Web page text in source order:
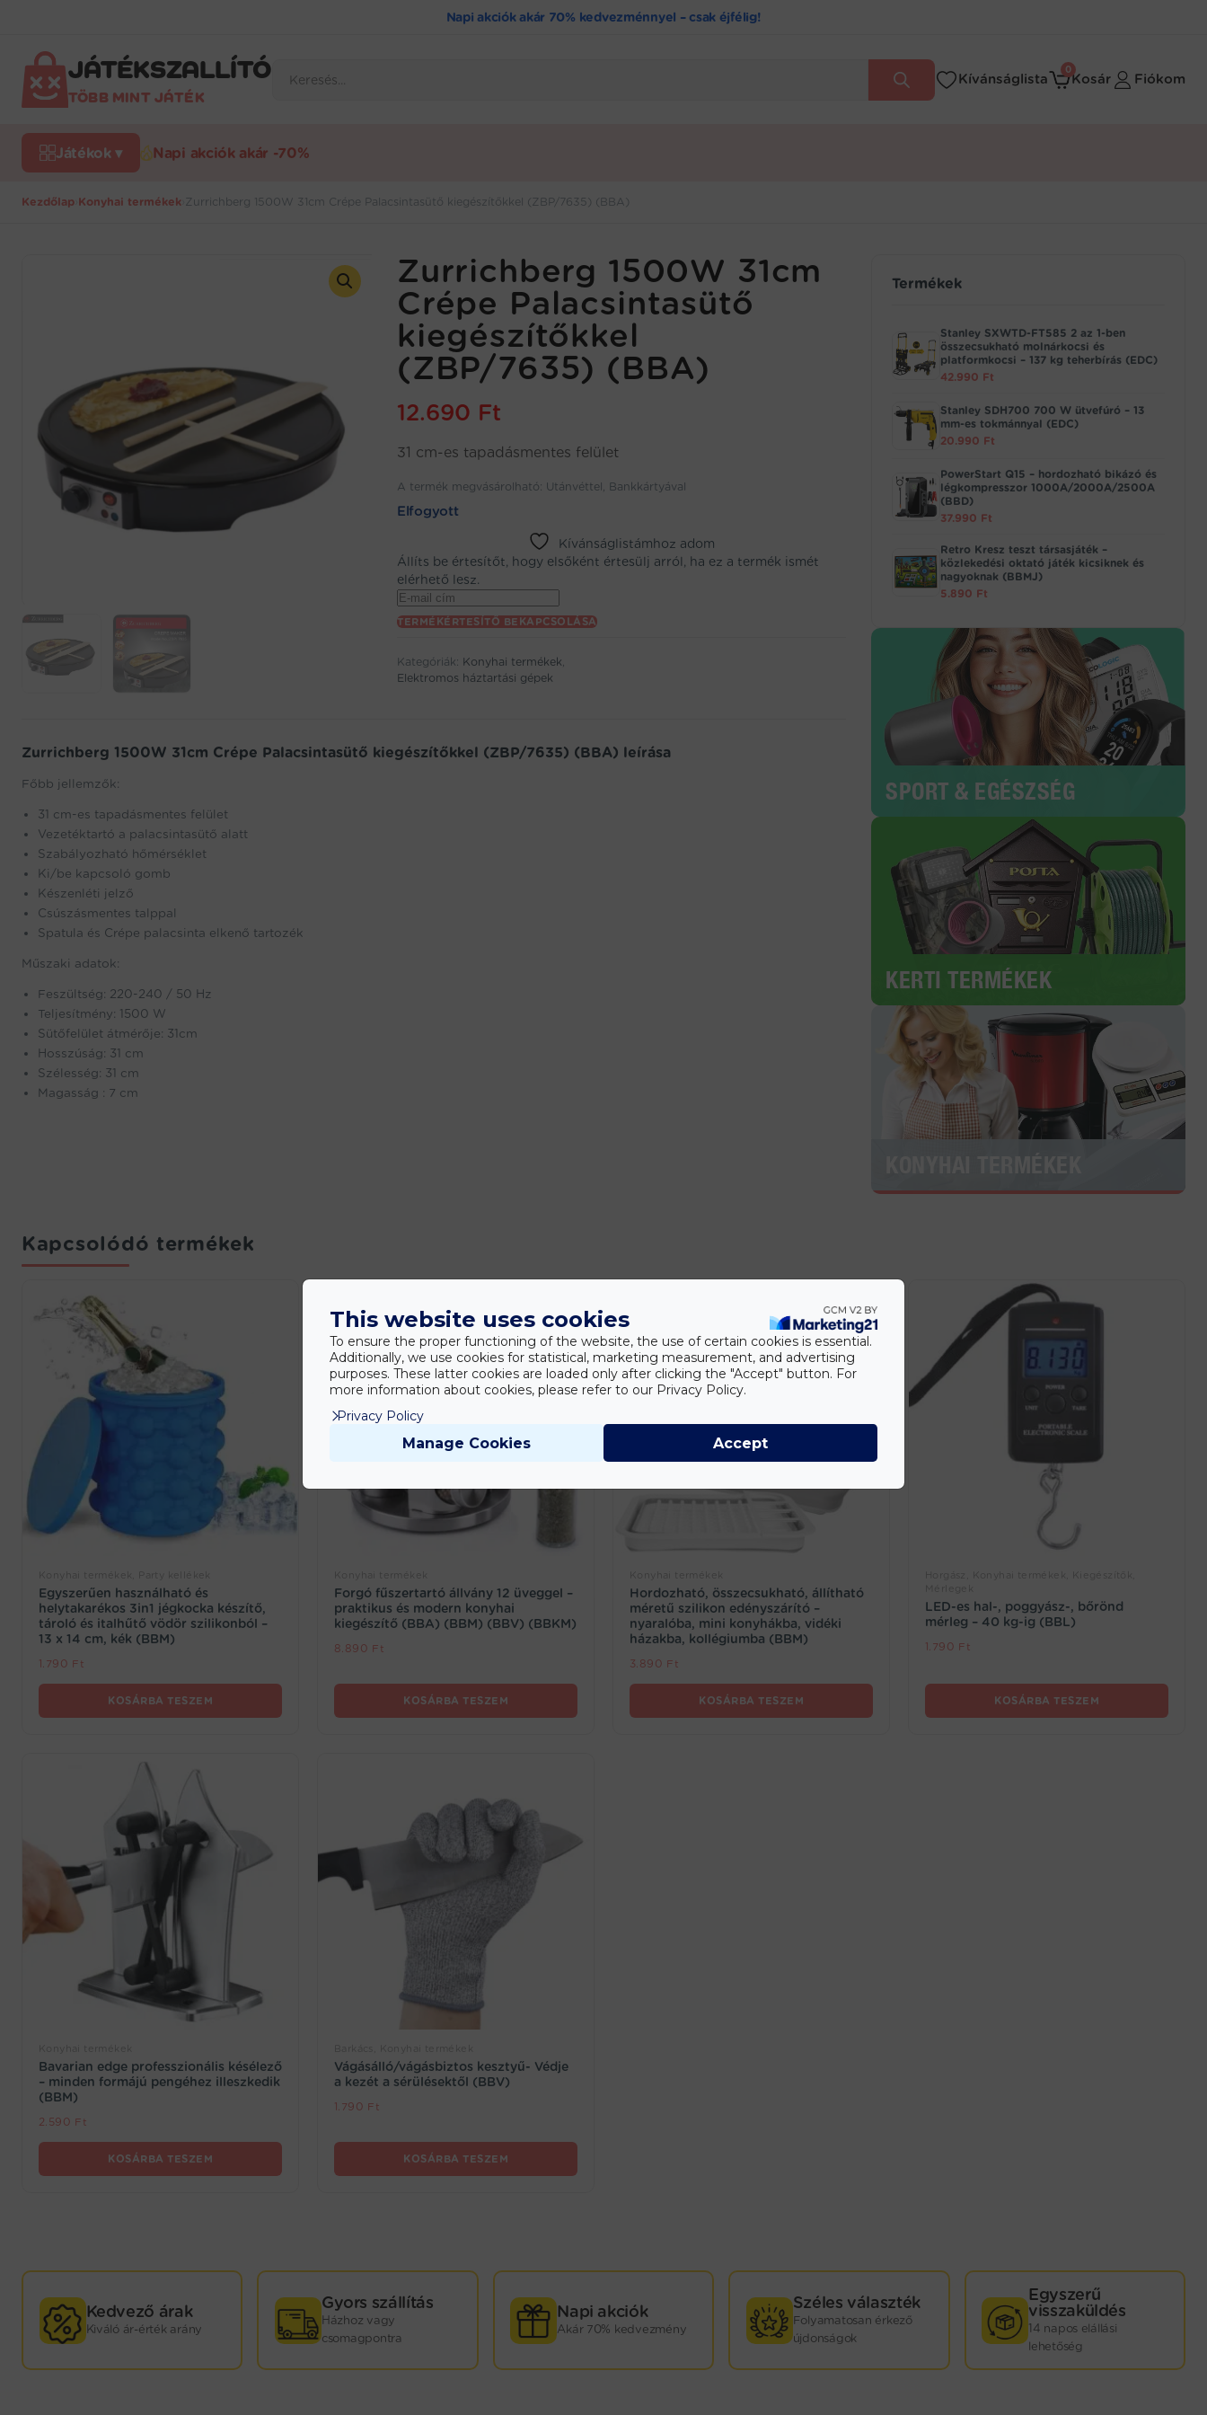
Napi akciók akár 70% kedvezménnyel – csak éjfélig!
JÁTÉKSZALLÍTÓ
TÖBB MINT JÁTÉK
search
Kívánságlista
0
Kosár Fiókom
Játékok ▾ Napi akciók akár -70%
Kezdőlap Konyhai termékek Zurrichberg 1500W 31cm Crépe Palacsintasütő kiegészítőkkel (ZBP/7635) (BBA)
Zurrichberg 1500W 31cm
Crépe Palacsintasütő
kiegészítőkkel
(ZBP/7635) (BBA)
12.690 Ft
31 cm-es tapadásmentes felület
A termék megvásárolható: Utánvéttel, Bankkártyával
Elfogyott
Kívánságlistámhoz adom
Állíts be értesítőt, hogy elsőként értesülj arról, ha ez a termék ismét
elérhető lesz.
Enter
your
email
to
join
this
TERMÉKÉRTESÍTŐ BEKAPCSOLÁSA
Kategóriák: Konyhai termékek,
Elektromos háztartási gépek
Zurrichberg 1500W 31cm Crépe Palacsintasütő kiegészítőkkel (ZBP/7635) (BBA) leírása
Főbb jellemzők:
31 cm-es tapadásmentes felület
Vezetéktartó a palacsintasütő alatt
Szabályozható hőmérséklet
Ki/be kapcsoló gomb
Készenléti jelző
Csúszásmentes talppal
Spatula és Crépe palacsinta elkenő tartozék
Műszaki adatok:
Feszültség: 220-240 / 50 Hz
Teljesítmény: 1500 W
Sütőfelület átmérője: 31cm
Hosszúság: 31 cm
Szélesség: 31 cm
Magasság : 7 cm
Termékek
Stanley SXWTD-FT585 2 az 1-ben
összecsukható molnárkocsi és
platformkocsi – 137 kg teherbírás (EDC)
42.990 Ft
Stanley SDH700 700 W ütvefúró – 13
mm-es tokmánnyal (EDC)
20.990 Ft
PowerStart Q15 – hordozható bikázó és
légkompresszor 1000A/2000A/2500A
(BBD)
37.990 Ft
Retro Kresz teszt társasjáték –
közlekedési oktató játék kicsiknek és
nagyoknak (BBMJ)
5.890 Ft
SPORT & EGÉSZSÉG
KERTI TERMÉKEK
Kapcsolódó termékek
Egyszerűen használható és
helytakarékos 3in1 jégkocka készítő,
tároló és italhűtő vödör szilikonból –
13 x 14 cm, kék (BBM)
1.790 Ft
KOSÁRBA TESZEM
Forgó fűszertartó állvány 12 üveggel –
praktikus és modern konyhai
kiegészítő (BBA) (BBM) (BBV) (BBKM)
8.890 Ft
KOSÁRBA TESZEM
Hordozható, összecsukható, állítható
méretű szilikon edényszárító –
nyaralóba, mini konyhákba, vidéki
házakba, kollégiumba (BBM)
3.890 Ft
KOSÁRBA TESZEM
LED-es hal-, poggyász-, bőrönd
mérleg – 40 kg-ig (BBL)
1.790 Ft
KOSÁRBA TESZEM
Bavarian edge professzionális késélező
– minden formájú pengéhez illeszkedik
(BBM)
2.590 Ft
KOSÁRBA TESZEM
Vágásálló/vágásbiztos kesztyű- Védje
a kezét a sérülésektől (BBV)
1.790 Ft
KOSÁRBA TESZEM
GYORS
KISZÁLLÍTÁS!
Kedvező árak
Kiváló ár-érték arány
Gyors szállítás
Házhoz vagy
csomagpontra
Napi akciók
Akár 70% kedvezmény
Széles választék
Folyamatosan érkező
újdonságok
Egyszerű
visszaküldés
14 napos elállási
lehetőség
This website uses cookies
To ensure the proper functioning of the website, the use of certain cookies is essential.
Additionally, we use cookies for statistical, marketing measurement, and advertising
purposes. These latter cookies are loaded only after clicking the "Accept" button. For
more information about cookies, please refer to our Privacy Policy.
Privacy Policy
Manage Cookies Accept